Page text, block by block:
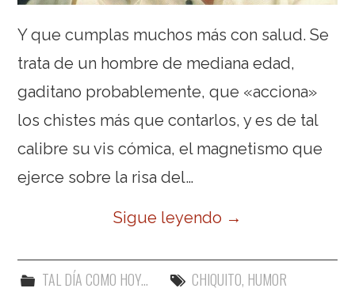
Y que cumplas muchos más con salud. Se
trata de un hombre de mediana edad,
gaditano probablemente, que «acciona»
los chistes más que contarlos, y es de tal
calibre su vis cómica, el magnetismo que
ejerce sobre la risa del…
Sigue leyendo →
TAL DÍA COMO HOY... CHIQUITO, HUMOR